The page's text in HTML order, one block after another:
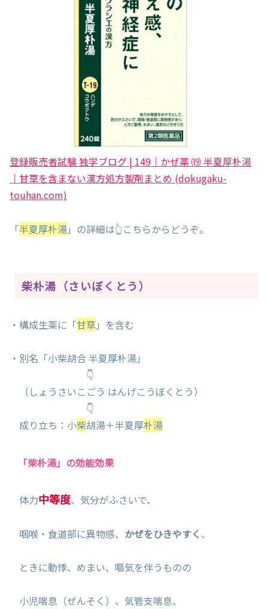
登録販売者試験 独学ブログ | 149｜かぜ薬 ⒆ 半夏厚朴湯
｜甘草を含まない漢方処方製剤まとめ (dokugaku-
touhan.com)
「半夏厚朴湯」の詳細は👆こちらからどうぞ。
柴朴湯（さいぼくとう）
・構成生薬に「甘草」を含む
・別名「小柴胡合 半夏厚朴湯」
👇
（しょうさいこごう はんげこうぼくとう）
👇
成り立ち：小柴胡湯＋半夏厚朴湯
「柴朴湯」の効能効果
体力中等度、気分がふさいで、
咽喉・食道部に異物感、 かぜをひきやすく 、
ときに動悸、めまい、嘔気を伴うものの
小児喘息（ぜんそく）、気管支喘息、